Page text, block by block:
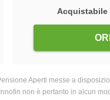
Acquistabile
Aperti messe a
non è pertanto in alcun